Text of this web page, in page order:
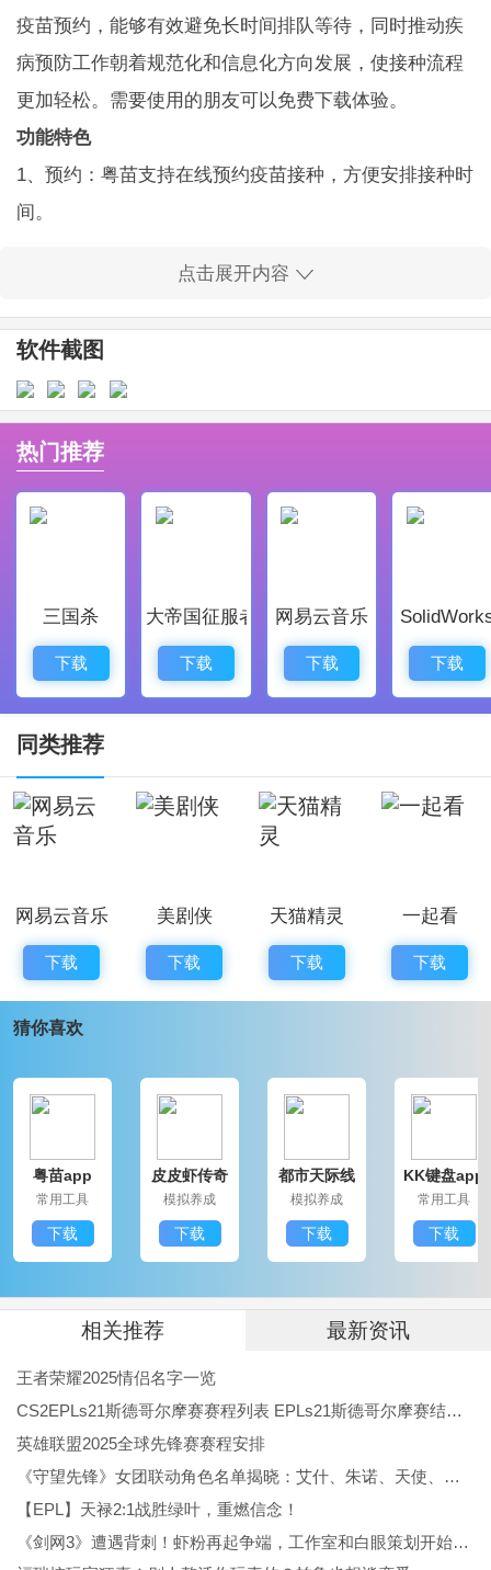
疫苗预约，能够有效避免长时间排队等待，同时推动疾
病预防工作朝着规范化和信息化方向发展，使接种流程
更加轻松。需要使用的朋友可以免费下载体验。
功能特色
1、预约：粤苗支持在线预约疫苗接种，方便安排接种时
间。
3、疫苗知识：提供权威的疫苗知识学习资源，帮助用户
了解接种要点。
4、接种信息：能够查看个人或儿童的接种记录与接种详
情。
软件亮点
1、门诊服务类型覆盖广泛，用户能快速获取对应的服务
信息。
3、支持儿童信息绑定，完成绑定后便可随时查阅专属的
接种信息。
4、登录方式便捷，输入手机号和密码就可以快速登录，
也可以使用第三方账号登录。
1、下载安装应用后，用手机号注册并登录，或者选择微
信等第三方账号登录；
2、登录成功后会提示输入相关信息以完成实名认证，实
名认证通过后继续进行儿童信息绑定；
3、在绑定页面填写儿童的对应信息，确认无误后点击立
页面，选择接种预约项并提交，预约成功后会自动返回
预约页面，可在该处查看预约记录。
v2.0.22版本
提升了稳定性。
点击展开内容
软件截图
热门推荐
三国杀
下载
大帝国征服者
下载
网易云音乐
下载 下载
同类推荐
网易云音乐
下载
美剧侠
下载
天猫精灵
下载
一起看
下载
猜你喜欢
粤苗app
常用工具
下载
皮皮虾传奇
最新版本
模拟养成
下载
都市天际线
手游
模拟养成
下载
KK键盘app
常用工具
下载
相关推荐 最新资讯
王者荣耀2025情侣名字一览
CS2EPLs21斯德哥尔摩赛赛程列表 EPLs21斯德哥尔摩赛结果公布
英雄联盟2025全球先锋赛赛程安排
《守望先锋》女团联动角色名单揭晓：艾什、朱诺、天使、伊拉锐与D.Va！
【EPL】天禄2:1战胜绿叶，重燃信念！
《剑网3》遭遇背刺！虾粉再起争端，工作室和白眼策划开始反噬